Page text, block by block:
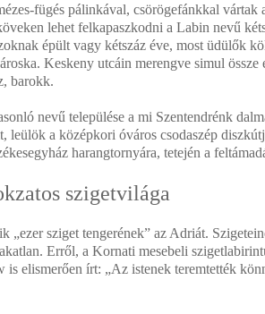
fügés pálinkával, csörögefánkkal vártak
lehet felkapaszkodni a Labin nevű
épült vagy kétszáz éve, most üdülők
Keskeny utcáin merengve simul össze
barokk.
nevű települése a mi Szentendrénk
leülök a középkori óváros csodaszép
harangtornyára, tetején a
szigetvilága
„ezer sziget tengerének” az Adriát.
Erről, a Kornati mesebeli
is elismerően írt: „Az istenek teremtették